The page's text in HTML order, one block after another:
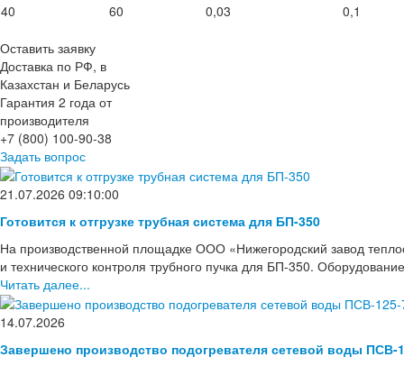
40
60 0,03 0,1
Оставить заявку
Доставка по РФ, в
Казахстан и Беларусь
Гарантия 2 года от
производителя
+7 (800) 100-90-38
Задать вопрос
21.07.2026 09:10:00
Готовится к отгрузке трубная система для БП-350
На производственной площадке ООО «Нижегородский завод
и технического контроля трубного пучка для БП-350.
Читать далее...
14.07.2026
Завершено производство подогревателя сетевой воды ПСВ-